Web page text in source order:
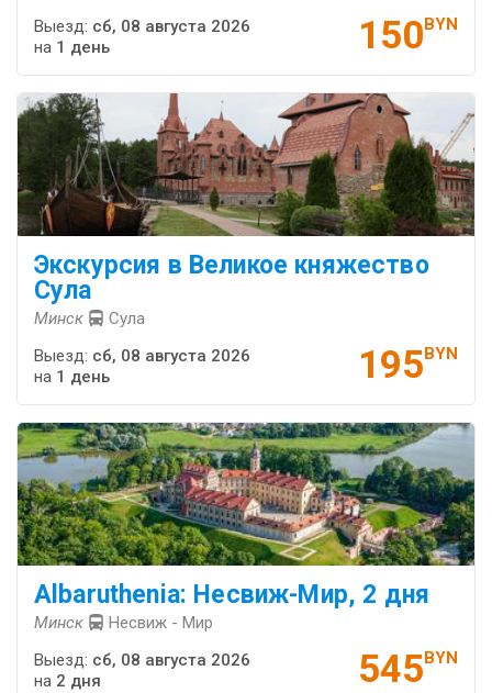
150BYN
Выезд: сб, 08 августа 2026
на 1 день
Экскурсия в Великое княжество
Сула
Минск Сула
195BYN
Выезд: сб, 08 августа 2026
на 1 день
Albaruthenia: Несвиж-Мир, 2 дня
Минск Несвиж - Мир
545BYN
Выезд: сб, 08 августа 2026
на 2 дня